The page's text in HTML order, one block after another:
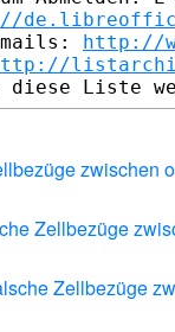
http://
zwischen
Zellbezüge
Zellbezüge